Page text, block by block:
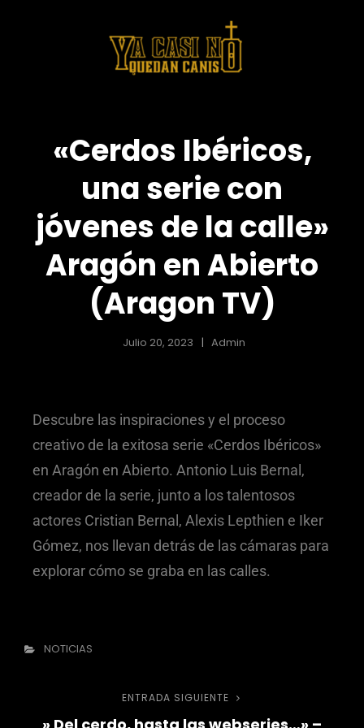
«Cerdos Ibéricos,
una serie con
jóvenes de la calle»
Aragón en Abierto
(Aragon TV)
Julio 20, 2023 Admin
Descubre las inspiraciones y el proceso
creativo de la exitosa serie «Cerdos Ibéricos»
en Aragón en Abierto. Antonio Luis Bernal,
creador de la serie, junto a los talentosos
actores Cristian Bernal, Alexis Lepthien e Iker
Gómez, nos llevan detrás de las cámaras para
explorar cómo se graba en las calles.
NOTICIAS
ENTRADA SIGUIENTE